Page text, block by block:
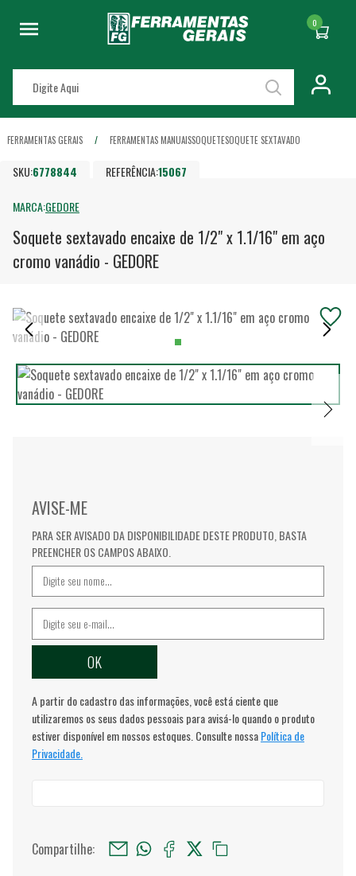
0
FERRAMENTAS GERAIS FERRAMENTAS MANUAISSOQUETESOQUETE SEXTAVADO
SKU:6778844 REFERÊNCIA:15067
MARCA:GEDORE
Soquete sextavado encaixe de 1/2" x 1.1/16" em aço
cromo vanádio - GEDORE
AVISE-ME
PARA SER AVISADO DA DISPONIBILIDADE DESTE PRODUTO, BASTA
PREENCHER OS CAMPOS ABAIXO.
A partir do cadastro das informações, você está ciente que
utilizaremos os seus dados pessoais para avisá-lo quando o produto
estiver disponível em nossos estoques. Consulte nossaPolítica de
Privacidade.
Compartilhe: